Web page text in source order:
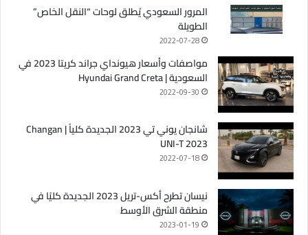
المرور السعودي يُطلق لوحات “النقل الخاص”
الطويلة
2022-07-28
مواصفات وأسعار هيونداي جراند كريتا 2023 في
السعودية | Hyundai Grand Creta
2022-09-30
شانجان يوني تي 2023 الجديدة كلياً | Changan
UNI-T 2023
2022-07-18
نيسان تطرح أكس-تريل 2023 الجديدة كليًا في
منطقة الشرق الأوسط
2023-01-19